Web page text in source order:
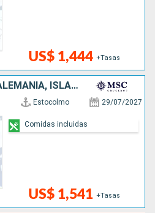
US$ 1,444 +Tasas
SUECIA, DINAMARCA, ALEMANIA, ISLAS MALVINAS, NORUEGA
Estocolmo 29/07/2027
US$ 1,541 +Tasas
Comidas incluidas